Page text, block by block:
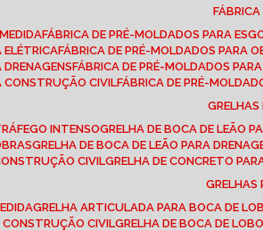
FÁBRICA DE PRÉ-MOLDADOS PARA
ELÉTRICA FÁBRICA DE PRÉ-MOLDADOS PARA
DRENAGENS FÁBRICA DE PRÉ-MOLDADOS
CONSTRUÇÃO CIVIL FÁBRICA DE PRÉ-
INTENSO
GRELHA DE BOCA DE LEÃO
GRELHA DE BOCA DE LEÃO PARA
CIVIL
GRELHA DE CONCRETO
GRELHA ARTICULADA PARA BOCA DE
CONSTRUÇÃO CIVIL
GRELHA DE BOCA DE